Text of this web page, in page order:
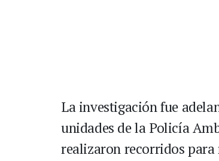
La investigación fue
unidades de la Policía
realizaron recorridos para